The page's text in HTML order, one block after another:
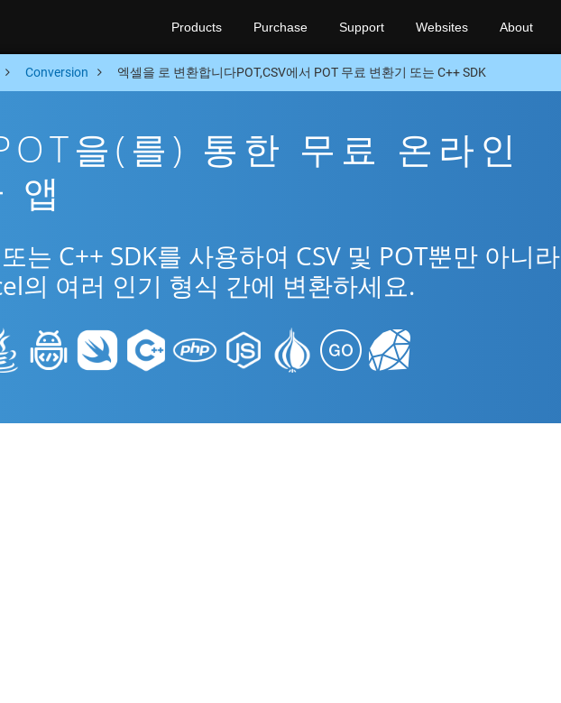
Products Purchase Support Websites About
Conversion 엑셀을 로 변환합니다POT,CSV에서 POT 무료 변환기 또는 C++ SDK
을(를) 통한 무료 온라인
앱
는 C++ SDK를 사용하여 CSV 및 POT뿐만 아니라
의 여러 인기 형식 간에 변환하세요.